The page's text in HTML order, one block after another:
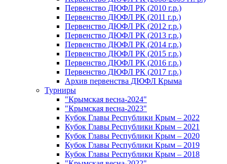
Первенство ДЮФЛ РК (2010 г.р.)
Первенство ДЮФЛ РК (2011 г.р.)
Первенство ДЮФЛ РК (2012 г.р.)
Первенство ДЮФЛ РК (2013 г.р.)
Первенство ДЮФЛ РК (2014 г.р.)
Первенство ДЮФЛ РК (2015 г.р.)
Первенство ДЮФЛ РК (2016 г.р.)
Первенство ДЮФЛ РК (2017 г.р.)
Архив первенства ДЮФЛ Крыма
Турниры
"Крымская весна-2024"
"Крымская весна-2023"
Кубок Главы Республики Крым – 2022
Кубок Главы Республики Крым – 2021
Кубок Главы Республики Крым – 2020
Кубок Главы Республики Крым – 2019
Кубок Главы Республики Крым – 2018